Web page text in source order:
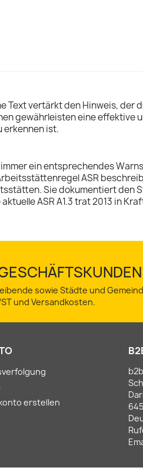
vertärkt den Hinweis, der
gewährleisten eine effektive
erkennen ist.
ein entsprechendes
ASR
Sie dokumentiert den
ASR A1.3 trat 2013 in
sowie Städte und
und Versandkosten.
erstellen